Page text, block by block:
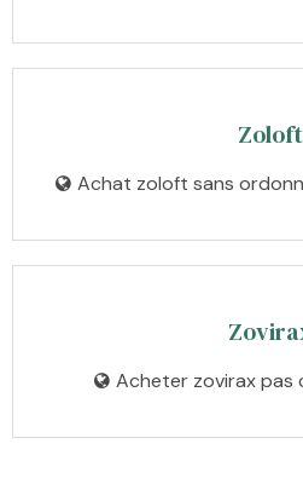
Zoloft
Achat zoloft sans
Acheter zovirax pas